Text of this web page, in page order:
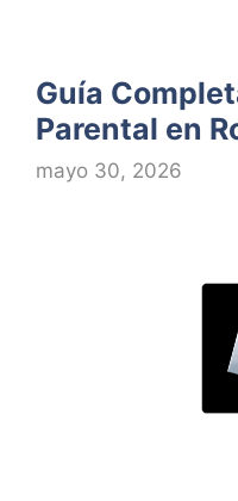
Guía
Parental en
mayo 30, 2026